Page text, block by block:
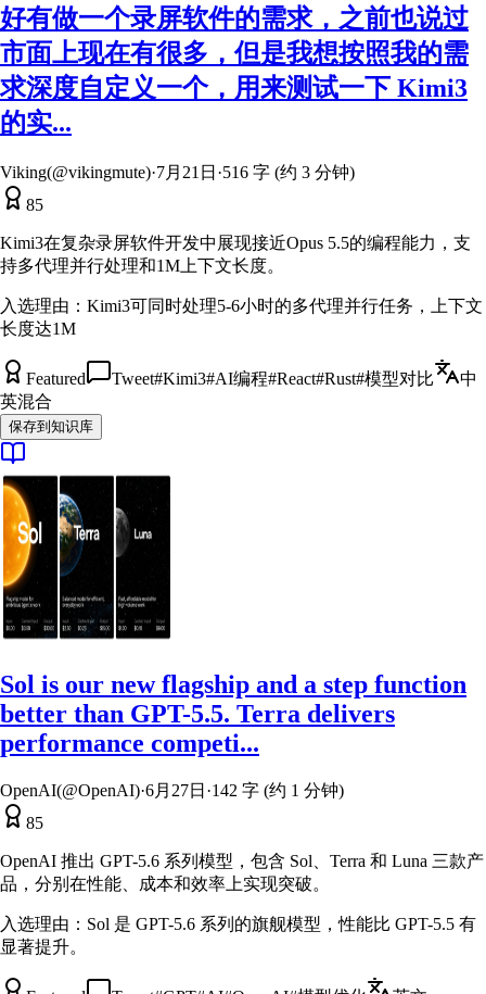
好有做一个录屏软件的需求，之前也说过
市面上现在有很多，但是我想按照我的需
求深度自定义一个，用来测试一下 Kimi3
的实...
Viking(@vikingmute)·7月21日 ·516 字 (约 3 分钟)
85
Kimi3在复杂录屏软件开发中展现接近Opus 5.5的编程能力，支
持多代理并行处理和1M上下文长度。
入选理由： Kimi3可同时处理5-6小时的多代理并行任务，上下文
长度达1M
Featured Tweet#Kimi3#AI编程#React#Rust#模型对比
中
英混合
保存到知识库
Sol is our new flagship and a step function
better than GPT-5.5. Terra delivers
performance competi...
OpenAI(@OpenAI)·6月27日 ·142 字 (约 1 分钟)
85
OpenAI 推出 GPT-5.6 系列模型，包含 Sol、Terra 和 Luna 三款产
品，分别在性能、成本和效率上实现突破。
入选理由： Sol 是 GPT-5.6 系列的旗舰模型，性能比 GPT-5.5 有
显著提升。